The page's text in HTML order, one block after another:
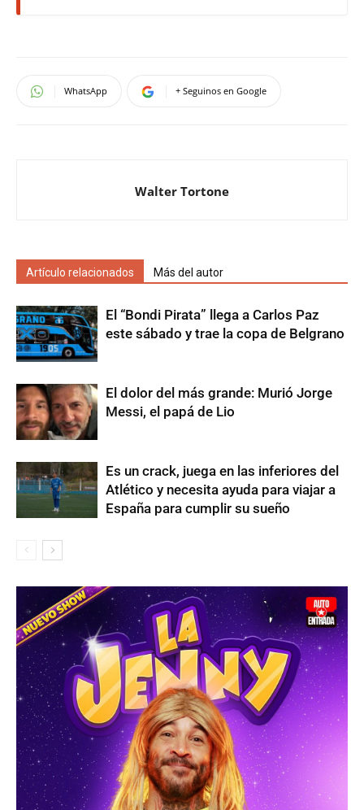
WhatsApp + Seguinos en Google
Walter Tortone
Artículo relacionados Más del autor
El “Bondi Pirata” llega a Carlos Paz
este sábado y trae la copa de Belgrano
El dolor del más grande: Murió Jorge
Messi, el papá de Lio
Es un crack, juega en las inferiores del
Atlético y necesita ayuda para viajar a
España para cumplir su sueño